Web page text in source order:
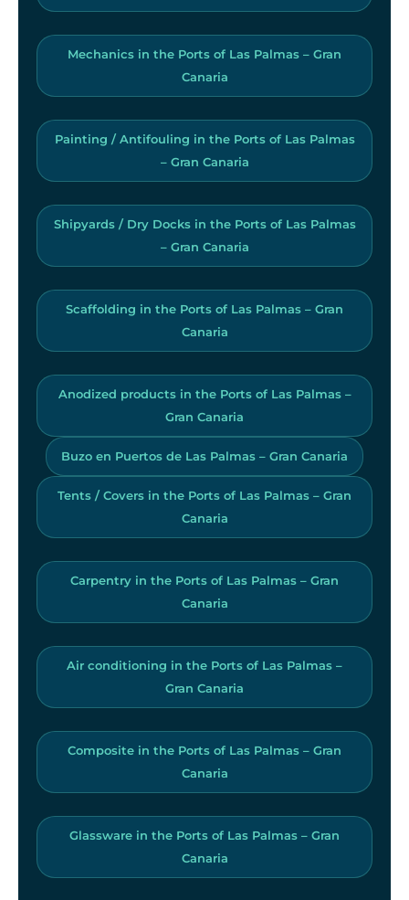
Mechanics in the Ports of Las Palmas – Gran
Canaria
Painting / Antifouling in the Ports of Las Palmas
– Gran Canaria
Shipyards / Dry Docks in the Ports of Las Palmas
– Gran Canaria
Scaffolding in the Ports of Las Palmas – Gran
Canaria
Anodized products in the Ports of Las Palmas –
Gran Canaria
Buzo en Puertos de Las Palmas – Gran Canaria
Tents / Covers in the Ports of Las Palmas – Gran
Canaria
Carpentry in the Ports of Las Palmas – Gran
Canaria
Air conditioning in the Ports of Las Palmas –
Gran Canaria
Composite in the Ports of Las Palmas – Gran
Canaria
Glassware in the Ports of Las Palmas – Gran
Canaria